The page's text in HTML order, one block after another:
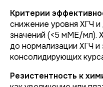
Критерии
снижение уровня ХГЧ
значений (<5 мМЕ/мл).
до нормализации ХГЧ
консолидирующих
Резистентность к